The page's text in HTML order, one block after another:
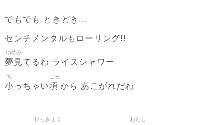
でもでも ときどき...
センチメンタルもローリング!!
夢見
ゆめみ
てるわ ライスシャワー
小
ち
っちゃい頃
ごろ
から あこがれだわ
けっきょく わたし